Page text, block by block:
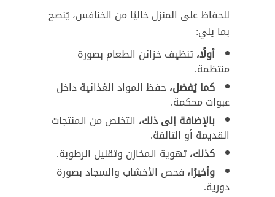
للحفاظ على المنزل خاليًا من الخنافس، يُنصح
بما يلي:
أولًا،تنظيف خزائن الطعام بصورة
منتظمة.
كما يُفضل،حفظ المواد الغذائية داخل
عبوات محكمة.
بالإضافة إلى ذلك، التخلص من المنتجات
القديمة أو التالفة.
كذلك،تهوية المخازن وتقليل الرطوبة.
وأخيرًا، فحص الأخشاب والسجاد بصورة
دورية.